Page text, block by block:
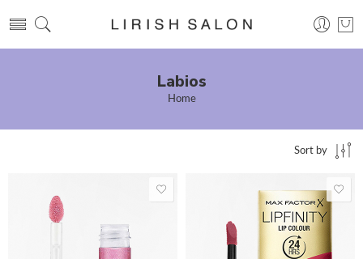
Labios
Home
Sort by